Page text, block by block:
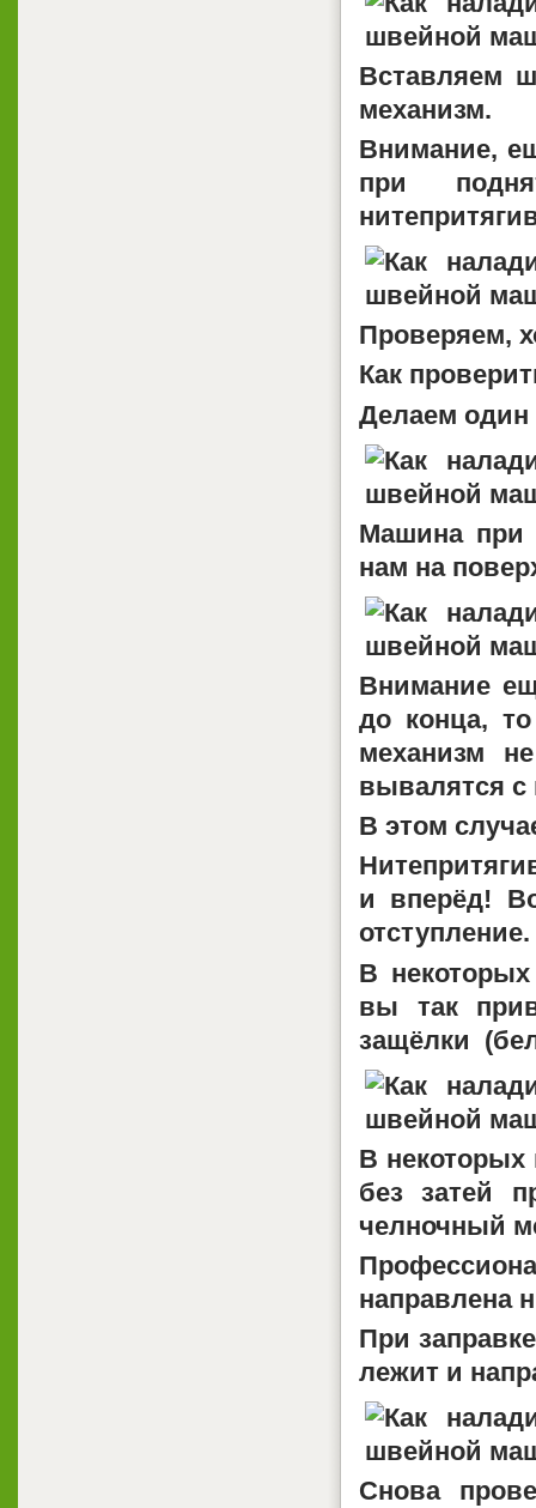
Вставляем
механизм.
Внимание,
при
Проверяем,
Как
Делаем
Машина при
нам на
Внимание
до конца,
механизм
вывалятся с
В этом
и вперёд!
отступление.
В
вы так
защёлки
В некоторых
без затей
челночный
направлена
При
лежит и
Снова